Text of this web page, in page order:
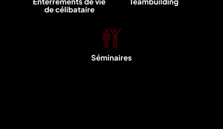
de célibataire
Séminaires